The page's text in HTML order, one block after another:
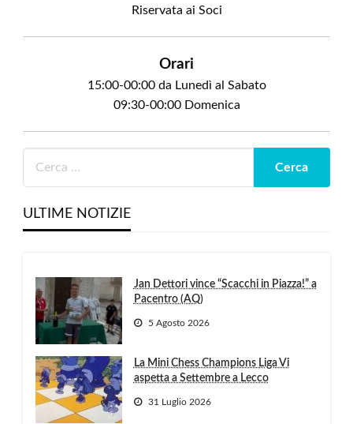
Riservata ai Soci
Orari
15:00-00:00 da Lunedì al Sabato
09:30-00:00 Domenica
ULTIME NOTIZIE
Jan Dettori vince “Scacchi in Piazza!” a
Pacentro (AQ)
5 Agosto 2026
La Mini Chess Champions Liga Vi
aspetta a Settembre a Lecco
31 Luglio 2026